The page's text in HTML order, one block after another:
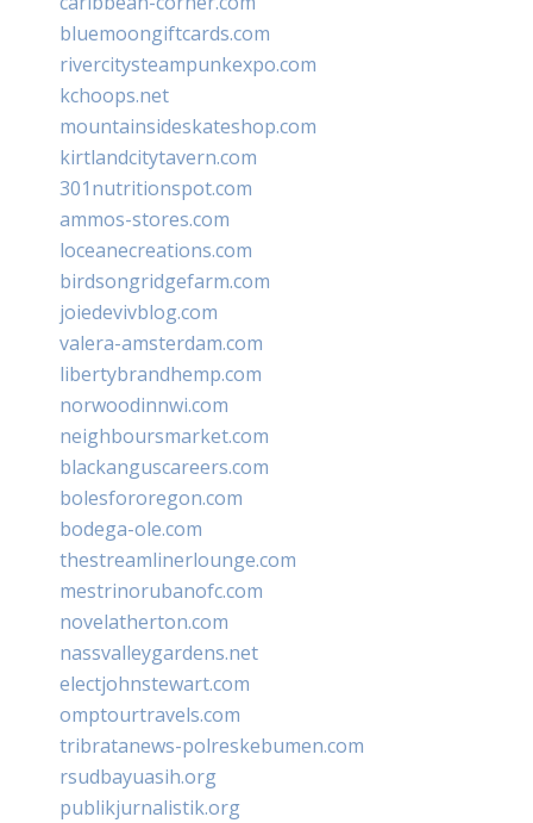
bluemoongiftcards.com
rivercitysteampunkexpo.com
kchoops.net
mountainsideskateshop.com
kirtlandcitytavern.com
301nutritionspot.com
ammos-stores.com
loceanecreations.com
birdsongridgefarm.com
joiedevivblog.com
valera-amsterdam.com
libertybrandhemp.com
norwoodinnwi.com
neighboursmarket.com
blackanguscareers.com
bolesfororegon.com
bodega-ole.com
thestreamlinerlounge.com
mestrinorubanofc.com
novelatherton.com
nassvalleygardens.net
electjohnstewart.com
omptourtravels.com
tribratanews-polreskebumen.com
rsudbayuasih.org
publikjurnalistik.org